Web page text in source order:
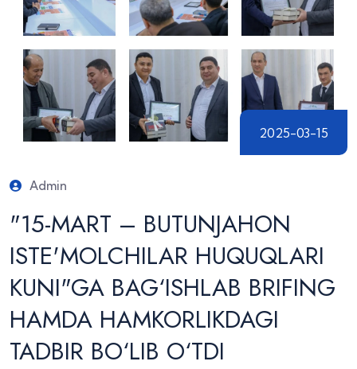
2025-03-15
Admin
"15-MART – BUTUNJAHON
ISTE'MOLCHILAR HUQUQLARI
KUNI"GA BAG‘ISHLAB BRIFING
HAMDA HAMKORLIKDAGI
TADBIR BO‘LIB O‘TDI